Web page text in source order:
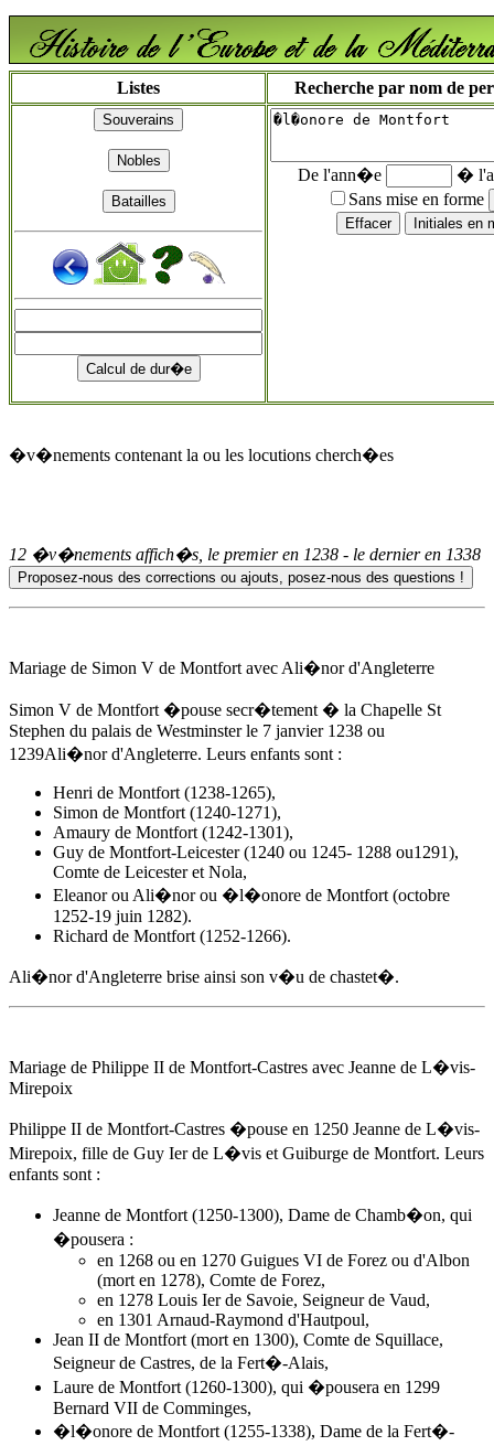
Listes Recherche par nom de
De l'ann�e
�
Sans mise en forme
�v�nements contenant la ou les locutions cherch�es
12 �v�nements affich�s, le premier en 1238 - le dernier en 1338
Mariage de Simon V de Montfort avec Ali�nor d'Angleterre
Simon V de Montfort �pouse secr�tement � la Chapelle St
Stephen du palais de Westminsterle 7 janvier 1238 ou
1239Ali�nor d'Angleterre. Leurs enfants sont :
Henri de Montfort (1238-1265),
Simon de Montfort (1240-1271),
Amaury de Montfort (1242-1301),
Guy de Montfort-Leicester (1240 ou 1245- 1288 ou1291),
Comte de Leicester et Nola,
Eleanor ou Ali�nor ou �l�onore de Montfort (octobre
1252-19 juin 1282).
Richard de Montfort (1252-1266).
Ali�nor d'Angleterre brise ainsi son v�u de chastet�.
Mariage de Philippe II de Montfort-Castres avec Jeanne de L�vis-
Mirepoix
Philippe II de Montfort-Castres �pouse en 1250 Jeanne de L�vis-
Mirepoix, fille de Guy Ier de L�vis et Guiburge de Montfort. Leurs
enfants sont :
Jeanne de Montfort (1250-1300), Dame de Chamb�on, qui
�pousera :
en 1268 ou en 1270 Guigues VI de Forez ou d'Albon
(mort en 1278), Comte de Forez,
en 1278 Louis Ier de Savoie, Seigneur de Vaud,
en 1301 Arnaud-Raymond d'Hautpoul,
Jean II de Montfort (mort en 1300), Comte de Squillace,
Seigneur de Castres, de la Fert�-Alais,
Laure de Montfort (1260-1300), qui �pousera en 1299
Bernard VII de Comminges,
�l�onore de Montfort (1255-1338), Dame de la Fert�-